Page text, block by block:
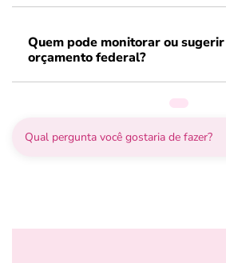
Quem pode monitorar ou
orçamento federal?